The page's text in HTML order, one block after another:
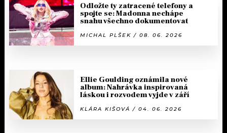
Odložte ty zatracené telefony a
spojte se: Madonna nechápe
snahu všechno dokumentovat
MICHAL PLŠEK / 08. 06. 2026
Ellie Goulding oznámila nové
album: Nahrávka inspirovaná
láskou i rozvodem vyjde v září
KLÁRA KIŠOVÁ / 04. 06. 2026